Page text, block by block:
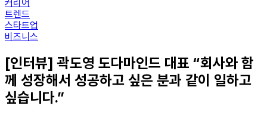
커리어
트렌드
스타트업
비즈니스
[인터뷰] 곽도영 도다마인드 대표 “회사와 함
께 성장해서 성공하고 싶은 분과 같이 일하고
싶습니다.”